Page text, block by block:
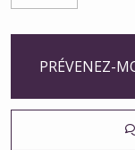
PRÉVENEZ-